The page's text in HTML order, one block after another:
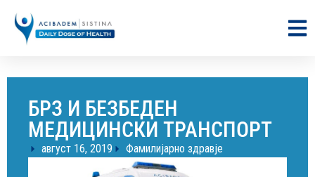
БРЗ И БЕЗБЕДЕН
МЕДИЦИНСКИ ТРАНСПОРТ
август 16, 2019 Фамилијарно здравје